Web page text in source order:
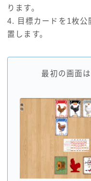
ります。
4. 目標カードを1枚公
置します。
最初の画面